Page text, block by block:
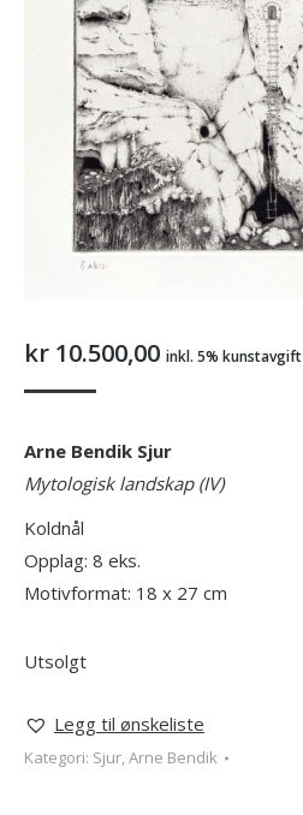
kr 10.500,00 inkl. 5% kunstavgift
Arne Bendik Sjur
Mytologisk landskap (IV)
Koldnål
Opplag: 8 eks.
Motivformat: 18 x 27 cm
Utsolgt
Legg til ønskeliste
Kategori: Sjur, Arne Bendik